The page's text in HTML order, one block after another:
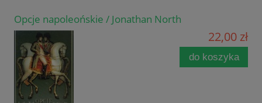
Opcje napoleońskie / Jonathan North
22,00 zł
do koszyka